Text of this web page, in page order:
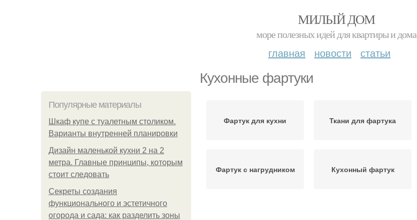
МИЛЫЙ ДОМ
море полезных идей для квартиры и дома
главная новости статьи
Кухонные фартуки
Популярные материалы
Шкаф купе с туалетным столиком.
Варианты внутренней планировки
Дизайн маленькой кухни 2 на 2
метра. Главные принципы, которым
стоит следовать
Секреты создания
функционального и эстетичного
огорода и сада: как разделить зоны
Фартук для кухни Ткани для фартука
Фартук с нагрудником Кухонный фартук